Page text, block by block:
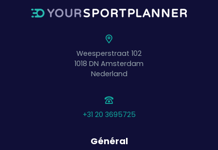
Weesperstraat 102
1018 DN Amsterdam
Nederland
+31 20 3695725
Général